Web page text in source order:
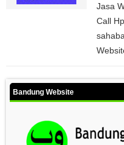
Jasa
Call
Bandung Website